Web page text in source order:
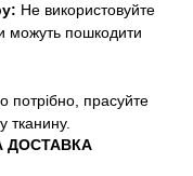
Не використовуйте
можуть пошкодити
потрібно, прасуйте
тканину.
ДОСТАВКА